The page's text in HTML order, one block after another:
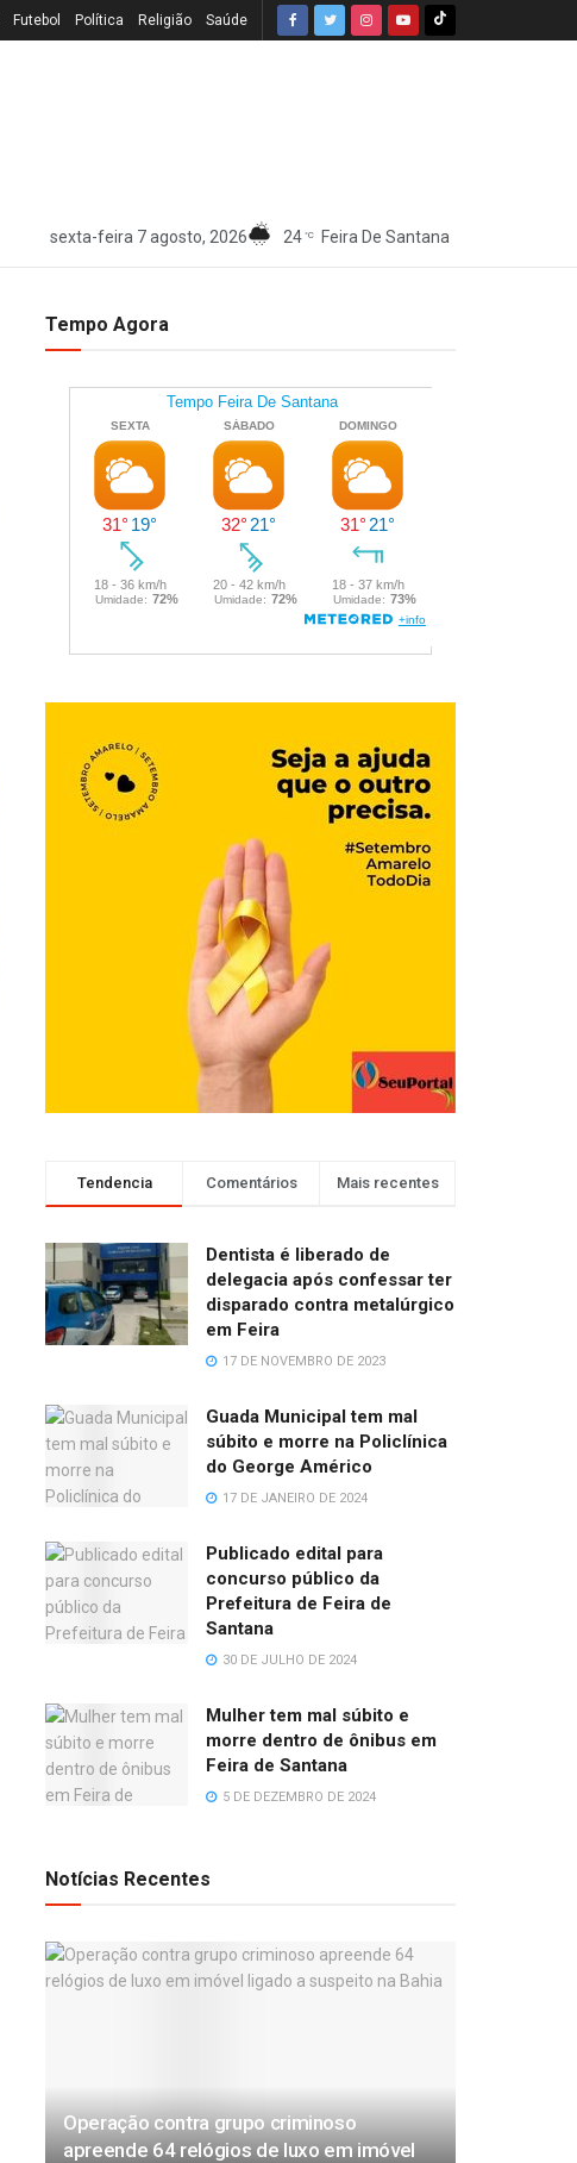
Futebol Política Religião Saúde
sexta-feira 7 agosto, 2026 24 °C Feira De Santana
Tempo Agora
Tendencia Comentários Mais recentes
Dentista é liberado de
delegacia após confessar ter
disparado contra metalúrgico
em Feira
17 DE NOVEMBRO DE 2023
Guada Municipal tem mal
súbito e morre na Policlínica
do George Américo
17 DE JANEIRO DE 2024
Publicado edital para
concurso público da
Prefeitura de Feira de
Santana
30 DE JULHO DE 2024
Mulher tem mal súbito e
morre dentro de ônibus em
Feira de Santana
5 DE DEZEMBRO DE 2024
Notícias Recentes
Operação contra grupo criminoso
apreende 64 relógios de luxo em imóvel